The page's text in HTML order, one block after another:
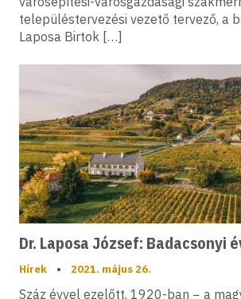
településtervezési vezető tervező, a
Laposa Birtok […]
Dr. Laposa József: Badacsonyi
Hírek • 2021. május 26.
Száz évvel ezelőtt, 1920-ban − a